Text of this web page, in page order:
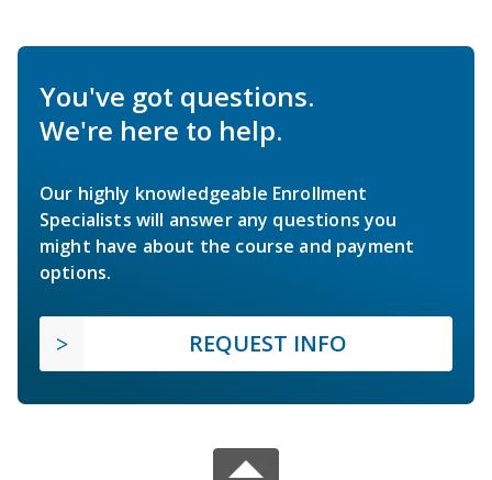
You've got questions.
We're here to help.
Our highly knowledgeable Enrollment
Specialists will answer any questions you
might have about the course and payment
options.
REQUEST INFO